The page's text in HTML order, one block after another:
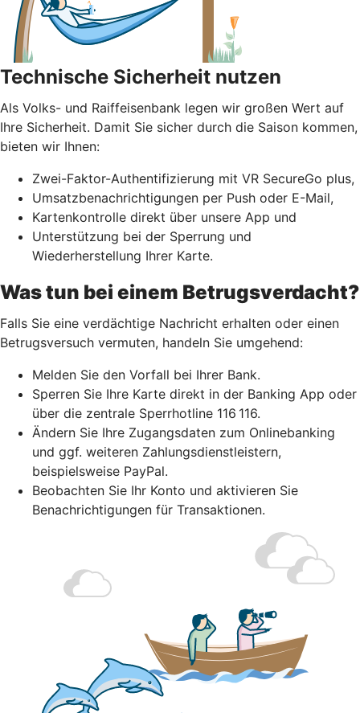
Technische Sicherheit nutzen
Als Volks- und Raiffeisenbank legen wir großen Wert auf
Ihre Sicherheit. Damit Sie sicher durch die Saison kommen,
bieten wir Ihnen:
Zwei-Faktor-Authentifizierung mit VR SecureGo plus,
Umsatzbenachrichtigungen per Push oder E-Mail,
Kartenkontrolle direkt über unsere App und
Unterstützung bei der Sperrung und
Wiederherstellung Ihrer Karte.
Was tun bei einem Betrugsverdacht?
Falls Sie eine verdächtige Nachricht erhalten oder einen
Betrugsversuch vermuten, handeln Sie umgehend:
Melden Sie den Vorfall bei Ihrer Bank.
Sperren Sie Ihre Karte direkt in der Banking App oder
über die zentrale Sperrhotline 116 116.
Ändern Sie Ihre Zugangsdaten zum Onlinebanking
und ggf. weiteren Zahlungsdienstleistern,
beispielsweise PayPal.
Beobachten Sie Ihr Konto und aktivieren Sie
Benachrichtigungen für Transaktionen.